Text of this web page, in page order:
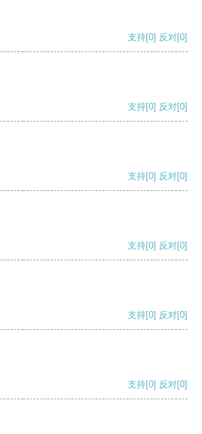
支持[0] 反对[0]
支持[0] 反对[0]
支持[0] 反对[0]
支持[0] 反对[0]
支持[0] 反对[0]
支持[0] 反对[0]